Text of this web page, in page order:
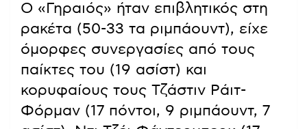
Ο «Γηραιός» ήταν επιβλητικός στη
ρακέτα (50-33 τα ριμπάουντ), είχε
όμορφες συνεργασίες από τους
παίκτες του (19 ασίστ) και
κορυφαίους τους Τζάστιν Ράιτ-
Φόρμαν (17 πόντοι, 9 ριμπάουντ, 7